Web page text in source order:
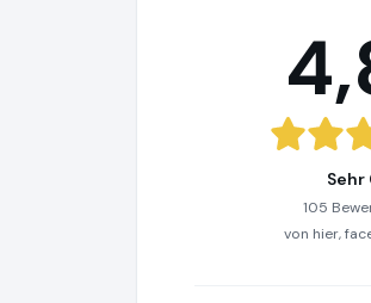
Sehr
105
von hier,